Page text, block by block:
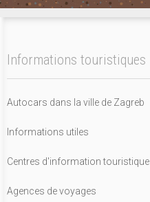
Informations touristiques
Autocars dans la ville de Zagreb
Informations utiles
Centres d'information touristique
Agences de voyages